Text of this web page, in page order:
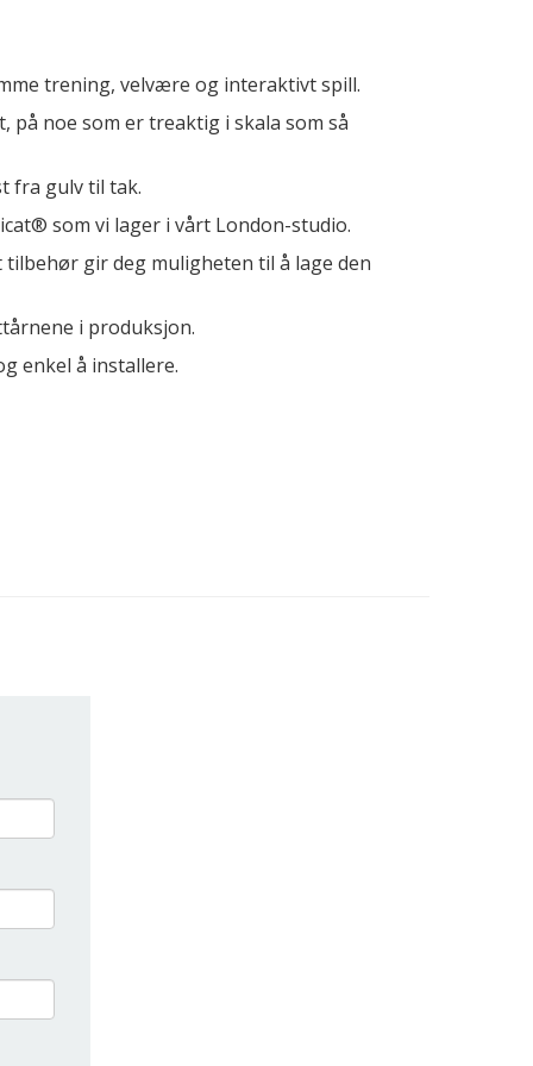
trening, velvære og interaktivt spill.
noe som er treaktig i skala som så
fra gulv til tak.
som vi lager i vårt London-studio.
gir deg muligheten til å lage den
i produksjon.
enkel å installere.